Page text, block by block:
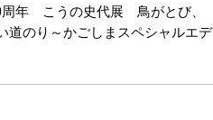
周年 こうの史代展 鳥がとび、
道のり～かごしまスペシャルエデ